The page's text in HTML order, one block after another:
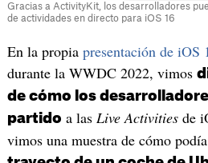
Gracias a ActivityKit, los desarrolladores
de actividades en directo para iOS 16
En la propia presentación de iOS
durante la WWDC 2022, vimos
de cómo los
partido a las Live Activitiesde
vimos una muestra de cómo